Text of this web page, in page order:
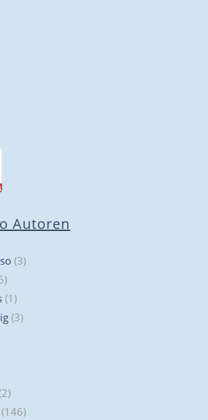
Autoren
(3)
(1)
(3)
(146)